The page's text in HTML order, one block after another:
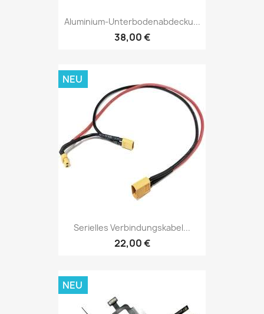
Aluminium-Unterbodenabdecku...
38,00 €
Serielles Verbindungskabel...
22,00 €
NEU
NEU